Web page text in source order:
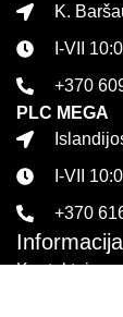
K.
I-VII
+370
PLC MEGA
I-VII
+370
Informacija
Kontaktai
Pirkimo